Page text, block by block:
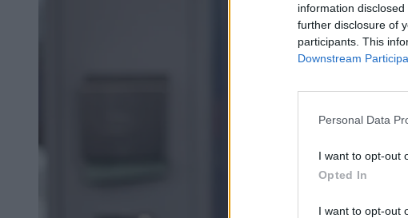
information
further disclosure of
participants. This
Downstream
Personal Data
I want to opt-out
Opted In
I want to opt-out